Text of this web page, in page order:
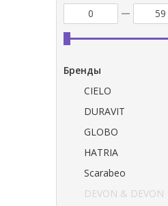
Бренды
CIELO
DURAVIT
GLOBO
HATRIA
Scarabeo
DEVON & DEVON